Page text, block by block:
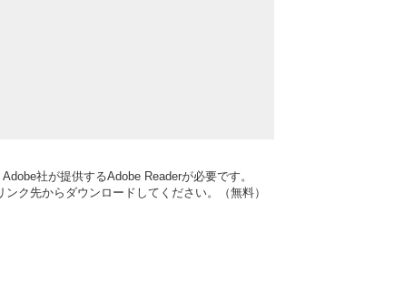
社が提供するAdobe Readerが必要です。
ク先からダウンロードしてください。（無料）